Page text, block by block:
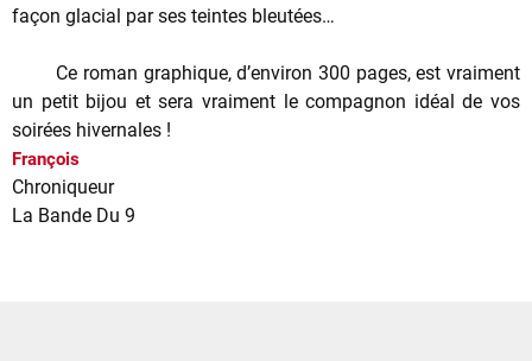
façon glacial par ses teintes bleutées…
Ce roman graphique, d’environ 300 pages, est vraiment
un petit bijou et sera vraiment le compagnon idéal de vos
soirées hivernales !
François
Chroniqueur
La Bande Du 9